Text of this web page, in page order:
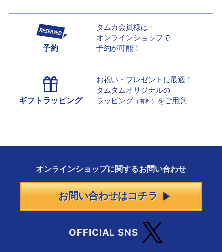
予約
タムカ会員様は
オンラインショップで
予約が可能！
ギフトラッピング
お祝い・プレゼントに最適！
タムタムオリジナルの
ラッピング （有料） をご用意
オンラインショップに関するお問い合わせ
お問い合わせはコチラ
OFFICIAL SNS